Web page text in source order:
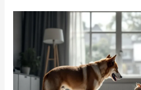
mordre
quand
je
dispute
que
faire
?